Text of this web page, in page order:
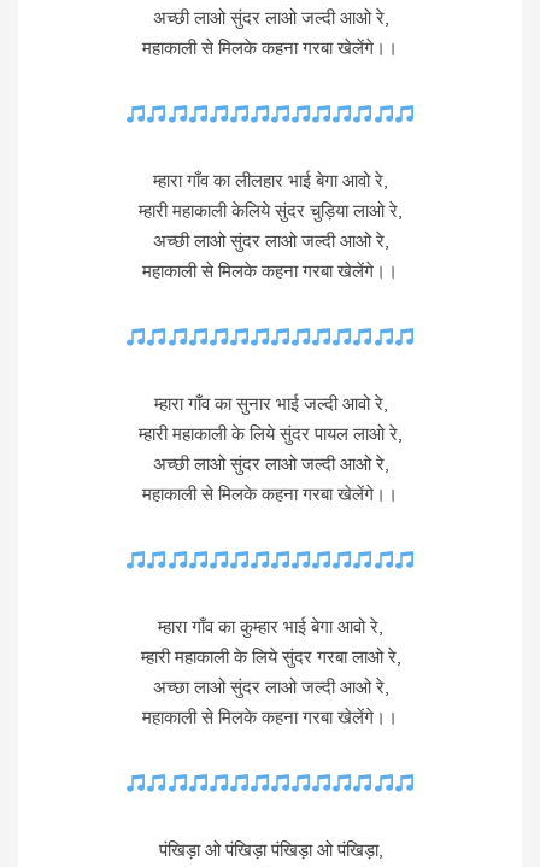
अच्छी लाओ सुंदर लाओ जल्दी आओ रे,
महाकाली से मिलके कहना गरबा खेलेंगे।।
म्हारा गाँव का लीलहार भाई बेगा आवो रे,
म्हारी महाकाली केलिये सुंदर चुड़िया लाओ रे,
अच्छी लाओ सुंदर लाओ जल्दी आओ रे,
महाकाली से मिलके कहना गरबा खेलेंगे।।
म्हारा गाँव का सुनार भाई जल्दी आवो रे,
म्हारी महाकाली के लिये सुंदर पायल लाओ रे,
अच्छी लाओ सुंदर लाओ जल्दी आओ रे,
महाकाली से मिलके कहना गरबा खेलेंगे।।
म्हारा गाँव का कुम्हार भाई बेगा आवो रे,
म्हारी महाकाली के लिये सुंदर गरबा लाओ रे,
अच्छा लाओ सुंदर लाओ जल्दी आओ रे,
महाकाली से मिलके कहना गरबा खेलेंगे।।
पंखिड़ा ओ पंखिड़ा पंखिड़ा ओ पंखिड़ा,